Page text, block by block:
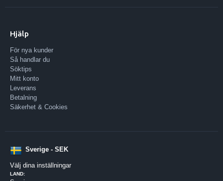
Hjälp
För nya kunder
Så handlar du
Söktips
Mitt konto
Leverans
Betalning
Säkerhet & Cookies
Sverige - SEK
Välj dina inställningar
LAND: